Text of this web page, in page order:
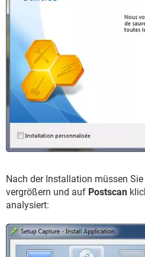
Nach der Installation müssen
vergrößern und auf Postscan
analysiert: